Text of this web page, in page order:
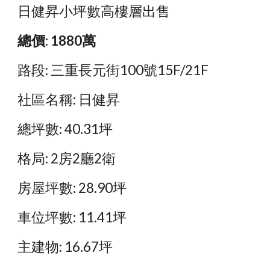
日健昇小坪數高樓層出售
總價: 1880萬
路段: 三重長元街100號15F/21F
社區名稱: 日健昇
總坪數: 40.31坪
格局: 2房2廳2衛
房屋坪數: 28.90坪
車位坪數: 11.41坪
主建物: 16.67坪